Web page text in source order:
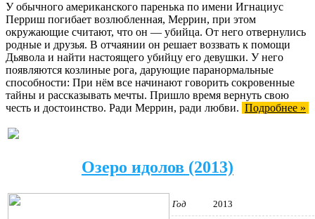
У обычного американского паренька по имени Игнациус
Перриш погибает возлюбленная, Меррин, при этом
окружающие считают, что он — убийца. От него отвернулись
родные и друзья. В отчаянии он решает воззвать к помощи
Дьявола и найти настоящего убийцу его девушки. У него
появляются козлиные рога, дарующие паранормальные
способности: При нём все начинают говорить сокровенные
тайны и рассказывать мечты. Пришло время вернуть свою
честь и достоинство. Ради Меррин, ради любви. Подробнее »
Озеро идолов (2013)
Год 2013